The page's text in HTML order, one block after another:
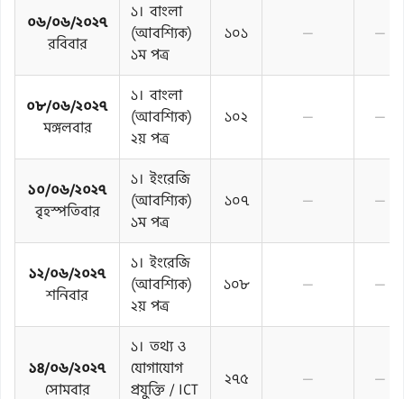
০৬/০৬/২০২৭
রবিবার
১। বাংলা
(আবশ্যিক)
১ম পত্র
১০১ — —
০৮/০৬/২০২৭
মঙ্গলবার
১। বাংলা
(আবশ্যিক)
২য় পত্র
১০২ — —
১০/০৬/২০২৭
বৃহস্পতিবার
১। ইংরেজি
(আবশ্যিক)
১ম পত্র
১০৭ — —
১২/০৬/২০২৭
শনিবার
১। ইংরেজি
(আবশ্যিক)
২য় পত্র
১০৮ — —
১৪/০৬/২০২৭
সোমবার
১। তথ্য ও
যোগাযোগ
প্রযুক্তি / ICT
২৭৫ — —